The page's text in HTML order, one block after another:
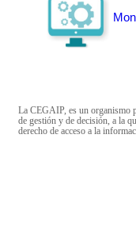
La CEGAIP, es un organismo
de gestión y de decisión, a la
derecho de acceso a la